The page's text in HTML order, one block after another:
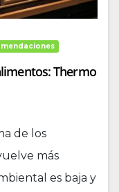
Thermo
de los
más
es baja y